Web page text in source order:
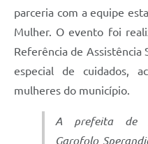
parceria com a equipe
Mulher. O evento foi
Referência de Assistência
especial de cuidados,
mulheres do município.
A prefeita de
Garofolo